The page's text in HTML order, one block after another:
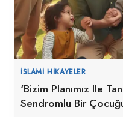
İSLAMI HIKAYELER
‘Bizim Planımız Ile
Sendromlu Bir